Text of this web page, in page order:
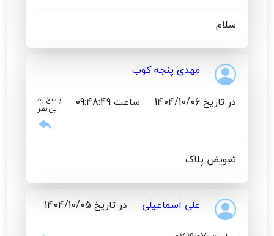
سلام
مهدی پنجه کوب
در تاریخ 1404/10/06
ساعت 09:48:49
پاسخ به
این نظر
تعویض پلاک
علی اسماعیلی
در تاریخ 1404/10/05